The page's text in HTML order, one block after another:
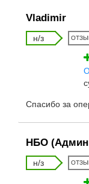
Vladimir
н/з
Спасибо за
НБО
н/з